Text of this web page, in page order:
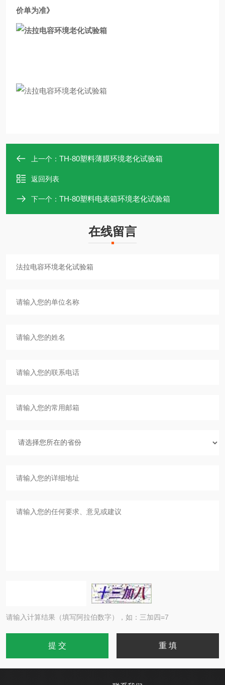
价单为准》
上一个： TH-80塑料薄膜环境老化试验箱
返回列表
下一个： TH-80塑料电表箱环境老化试验箱
在线留言
请输入计算结果（填写阿拉伯数字），如：三加四=7